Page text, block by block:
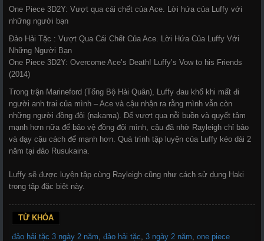
One Piece 3D2Y: Vượt qua cái chết của Ace. Lời hứa của Luffy với
những người bạn
Đảo Hải Tặc : Vượt Qua Cái Chết Của Ace. Lời Hứa Của Luffy Với
Những Người Bạn
One Piece 3D2Y: Overcome Ace’s Death! Luffy’s Vow to his Friends
(2014)
Trong trận Marineford (Tổng Bộ Hải Quân), Luffy đau khổ khi mất đi
người anh trai của mình – Ace và cậu nhận ra rằng mình vẫn còn
những người đồng đội (nakama). Để vượt qua nỗi buồn và quyết tâm
mạnh hơn nữa để bảo vệ đồng đội mình, cậu đã nhờ Rayleigh chỉ bảo
và dạy cậu cách để mạnh hơn. Quá trình tập luyện của Luffy kéo dài 2
năm tại đảo Rusukaina.
Luffy sẽ được luyện tập cùng Rayleigh cũng như cách sử dụng Haki
trong tập đặc biệt này.
TỪ KHÓA
đảo hải tặc 3 ngày 2 năm, đảo hải tặc, 3 ngày 2 năm, one piece